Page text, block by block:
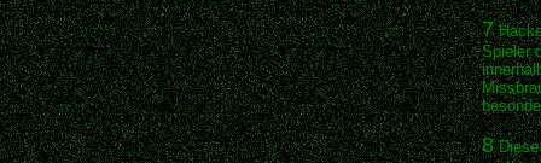
7
Spieler
8Diese